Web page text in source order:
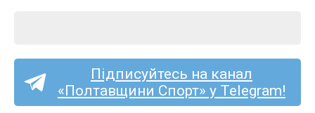
Підписуйтесь на канал
«Полтавщини Спорт» у Telegram!